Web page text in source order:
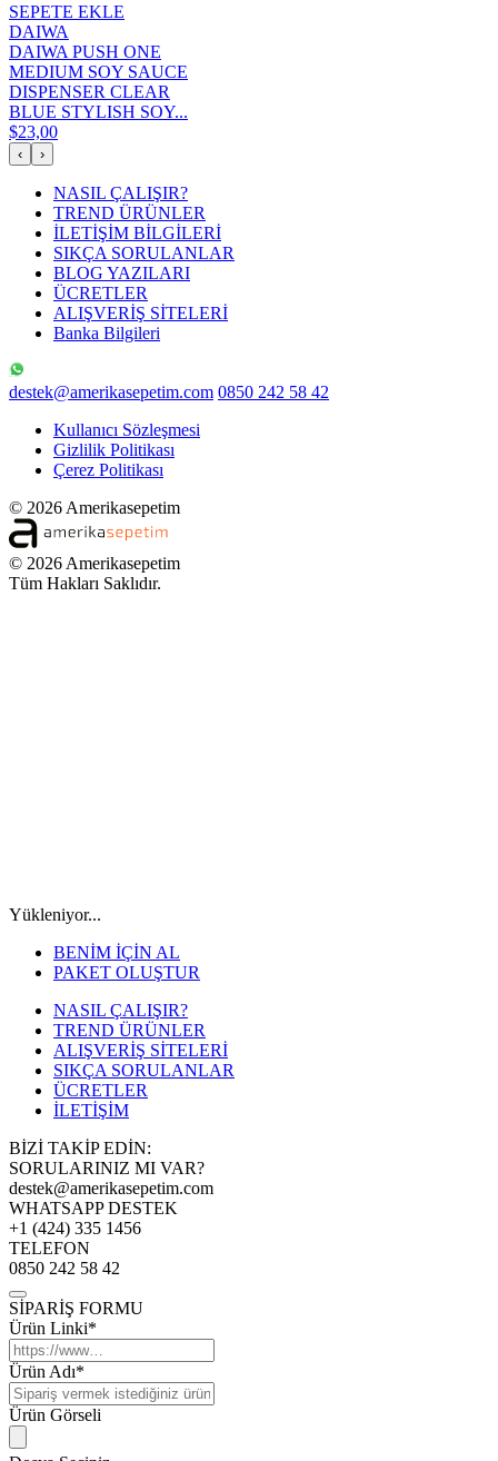
SEPETE EKLE
DAIWA
DAIWA PUSH ONE
MEDIUM SOY SAUCE
DISPENSER CLEAR
BLUE STYLISH SOY...
$23,00
‹ ›
NASIL ÇALIŞIR?
TREND ÜRÜNLER
İLETİŞİM BİLGİLERİ
SIKÇA SORULANLAR
BLOG YAZILARI
ÜCRETLER
ALIŞVERİŞ SİTELERİ
Banka Bilgileri
destek@amerikasepetim.com 0850 242 58 42
Kullanıcı Sözleşmesi
Gizlilik Politikası
Çerez Politikası
© 2026 Amerikasepetim
© 2026 Amerikasepetim
Tüm Hakları Saklıdır.
Yükleniyor...
BENİM İÇİN AL
PAKET OLUŞTUR
NASIL ÇALIŞIR?
TREND ÜRÜNLER
ALIŞVERİŞ SİTELERİ
SIKÇA SORULANLAR
ÜCRETLER
İLETİŞİM
BİZİ TAKİP EDİN:
SORULARINIZ MI VAR?
destek@amerikasepetim.com
WHATSAPP DESTEK
+1 (424) 335 1456
TELEFON
0850 242 58 42
SİPARİŞ FORMU
Ürün Linki*
Ürün Adı*
Ürün Görseli